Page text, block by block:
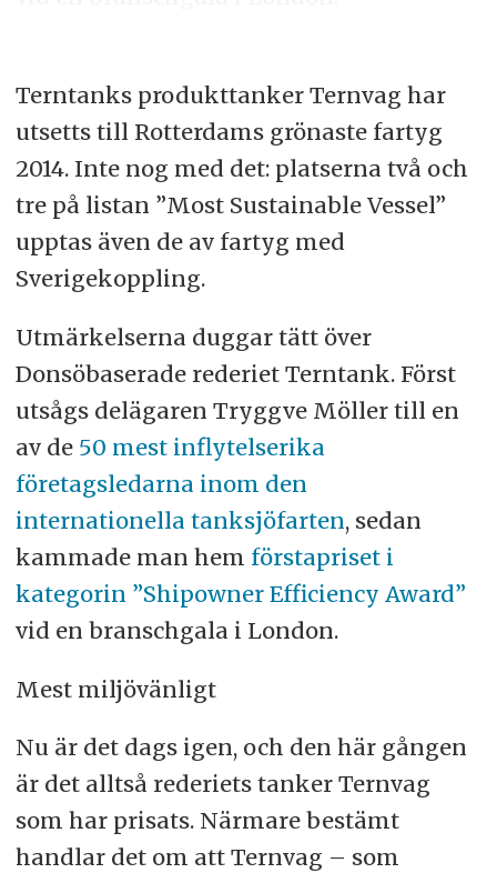
Terntanks produkttanker Ternvag har
utsetts till Rotterdams grönaste fartyg
2014. Inte nog med det: platserna två och
tre på listan ”Most Sustainable Vessel”
upptas även de av fartyg med
Sverigekoppling.
Utmärkelserna duggar tätt över
Donsöbaserade rederiet Terntank. Först
utsågs delägaren Tryggve Möller till en
av de 50 mest inflytelserika
företagsledarna inom den
internationella tanksjöfarten, sedan
kammade man hem förstapriset i
kategorin ”Shipowner Efficiency Award”
vid en branschgala i London.
Mest miljövänligt
Nu är det dags igen, och den här gången
är det alltså rederiets tanker Ternvag
som har prisats. Närmare bestämt
handlar det om att Ternvag – som